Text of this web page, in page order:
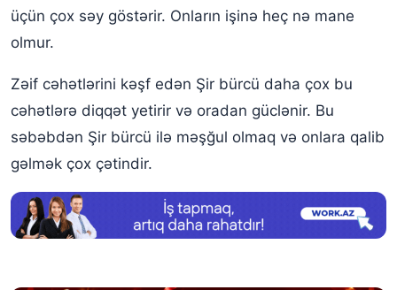
üçün çox səy göstərir. Onların işinə heç nə mane
olmur.
Zəif cəhətlərini kəşf edən Şir bürcü daha çox bu
cəhətlərə diqqət yetirir və oradan güclənir. Bu
səbəbdən Şir bürcü ilə məşğul olmaq və onlara qalib
gəlmək çox çətindir.